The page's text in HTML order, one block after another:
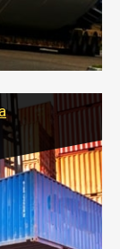
вам
и